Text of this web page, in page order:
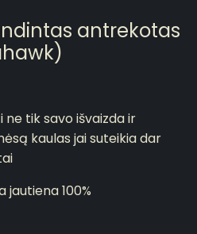
antrekotas
ne tik savo išvaizda ir
kaulas jai suteikia dar
jautiena 100%